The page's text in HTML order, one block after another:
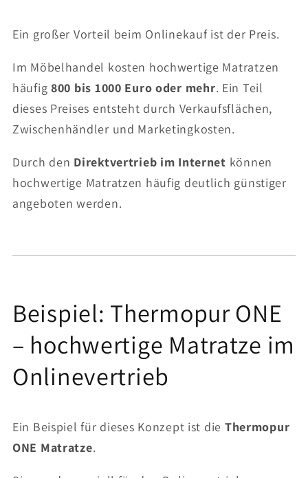
Ein großer Vorteil beim Onlinekauf ist der Preis.
Im Möbelhandel kosten hochwertige Matratzen
häufig800 bis 1000 Euro oder mehr. Ein Teil
dieses Preises entsteht durch Verkaufsflächen,
Zwischenhändler und Marketingkosten.
Durch den Direktvertrieb im Internet können
hochwertige Matratzen häufig deutlich günstiger
angeboten werden.
Beispiel: Thermopur ONE
– hochwertige Matratze im
Onlinevertrieb
Ein Beispiel für dieses Konzept ist die Thermopur
ONE Matratze.